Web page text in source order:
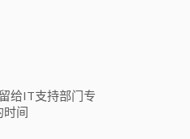
给IT支持部门专
时间